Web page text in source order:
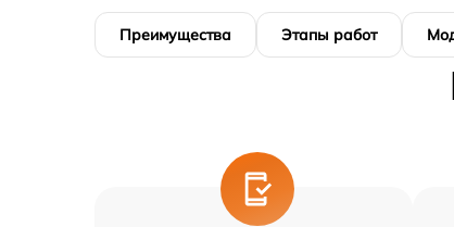
Преимущества Этапы работ